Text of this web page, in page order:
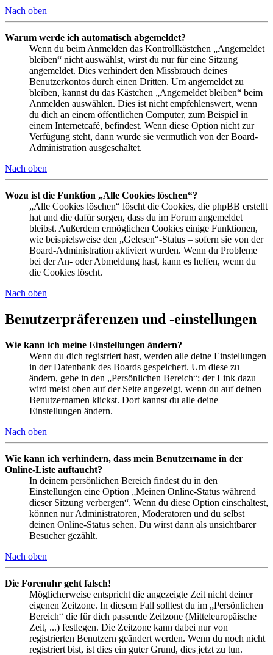
Nach oben
Warum werde ich automatisch abgemeldet?
Wenn du beim Anmelden das Kontrollkästchen „Angemeldet
bleiben“ nicht auswählst, wirst du nur für eine Sitzung
angemeldet. Dies verhindert den Missbrauch deines
Benutzerkontos durch einen Dritten. Um angemeldet zu
bleiben, kannst du das Kästchen „Angemeldet bleiben“ beim
Anmelden auswählen. Dies ist nicht empfehlenswert, wenn
du dich an einem öffentlichen Computer, zum Beispiel in
einem Internetcafé, befindest. Wenn diese Option nicht zur
Verfügung steht, dann wurde sie vermutlich von der Board-
Administration ausgeschaltet.
Nach oben
Wozu ist die Funktion „Alle Cookies löschen“?
„Alle Cookies löschen“ löscht die Cookies, die phpBB erstellt
hat und die dafür sorgen, dass du im Forum angemeldet
bleibst. Außerdem ermöglichen Cookies einige Funktionen,
wie beispielsweise den „Gelesen“-Status – sofern sie von der
Board-Administration aktiviert wurden. Wenn du Probleme
bei der An- oder Abmeldung hast, kann es helfen, wenn du
die Cookies löscht.
Nach oben
Benutzerpräferenzen und -einstellungen
Wie kann ich meine Einstellungen ändern?
Wenn du dich registriert hast, werden alle deine Einstellungen
in der Datenbank des Boards gespeichert. Um diese zu
ändern, gehe in den „Persönlichen Bereich“; der Link dazu
wird meist oben auf der Seite angezeigt, wenn du auf deinen
Benutzernamen klickst. Dort kannst du alle deine
Einstellungen ändern.
Nach oben
Wie kann ich verhindern, dass mein Benutzername in der
Online-Liste auftaucht?
In deinem persönlichen Bereich findest du in den
Einstellungen eine Option „Meinen Online-Status während
dieser Sitzung verbergen“. Wenn du diese Option einschaltest,
können nur Administratoren, Moderatoren und du selbst
deinen Online-Status sehen. Du wirst dann als unsichtbarer
Besucher gezählt.
Nach oben
Die Forenuhr geht falsch!
Möglicherweise entspricht die angezeigte Zeit nicht deiner
eigenen Zeitzone. In diesem Fall solltest du im „Persönlichen
Bereich“ die für dich passende Zeitzone (Mitteleuropäische
Zeit, ...) festlegen. Die Zeitzone kann dabei nur von
registrierten Benutzern geändert werden. Wenn du noch nicht
registriert bist, ist dies ein guter Grund, dies jetzt zu tun.